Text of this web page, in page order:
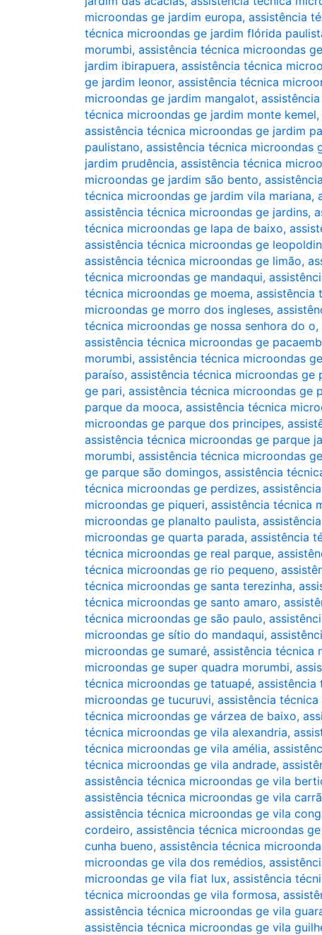
microondas ge jardim europa, assistência
técnica microondas ge jardim flórida
morumbi, assistência técnica microondas
jardim ibirapuera, assistência técnica
ge jardim leonor, assistência técnica
microondas ge jardim mangalot,
técnica microondas ge jardim monte kemel,
assistência técnica microondas ge jardim
paulistano, assistência técnica microondas
jardim prudência, assistência técnica
microondas ge jardim são bento,
técnica microondas ge jardim vila mariana,
assistência técnica microondas ge jardins,
técnica microondas ge lapa de baixo,
assistência técnica microondas ge
assistência técnica microondas ge limão,
técnica microondas ge mandaqui,
técnica microondas ge moema, assistência
microondas ge morro dos ingleses,
técnica microondas ge nossa senhora do o,
assistência técnica microondas ge
morumbi, assistência técnica microondas
paraíso, assistência técnica microondas ge
ge pari, assistência técnica microondas ge
parque da mooca, assistência técnica
microondas ge parque dos principes,
assistência técnica microondas ge parque
morumbi, assistência técnica microondas
ge parque são domingos, assistência
técnica microondas ge perdizes,
microondas ge piqueri, assistência técnica
microondas ge planalto paulista,
microondas ge quarta parada, assistência
técnica microondas ge real parque,
técnica microondas ge rio pequeno,
técnica microondas ge santa terezinha,
técnica microondas ge santo amaro,
técnica microondas ge são paulo,
microondas ge sítio do mandaqui,
microondas ge sumaré, assistência técnica
microondas ge super quadra morumbi,
técnica microondas ge tatuapé, assistência
microondas ge tucuruvi, assistência
técnica microondas ge várzea de baixo,
técnica microondas ge vila alexandria,
técnica microondas ge vila amélia,
técnica microondas ge vila andrade,
assistência técnica microondas ge vila
assistência técnica microondas ge vila
assistência técnica microondas ge vila
cordeiro, assistência técnica microondas
cunha bueno, assistência técnica
microondas ge vila dos remédios,
microondas ge vila fiat lux, assistência
técnica microondas ge vila formosa,
assistência técnica microondas ge vila
assistência técnica microondas ge vila